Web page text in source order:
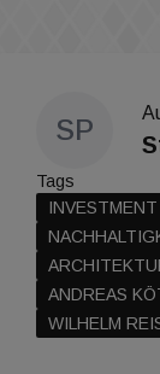
SP
Tags
INVESTMENT
ANDREAS
WILHELM